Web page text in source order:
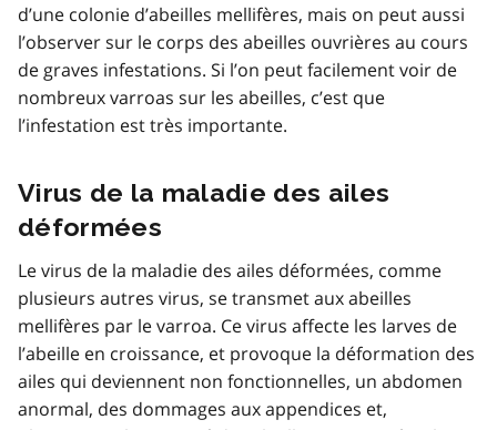
d’une colonie d’abeilles mellifères, mais on peut aussi
l’observer sur le corps des abeilles ouvrières au cours
de graves infestations. Si l’on peut facilement voir de
nombreux varroas sur les abeilles, c’est que
l’infestation est très importante.
Virus de la maladie des ailes
déformées
Le virus de la maladie des ailes déformées, comme
plusieurs autres virus, se transmet aux abeilles
mellifères par le varroa. Ce virus affecte les larves de
l’abeille en croissance, et provoque la déformation des
ailes qui deviennent non fonctionnelles, un abdomen
anormal, des dommages aux appendices et,